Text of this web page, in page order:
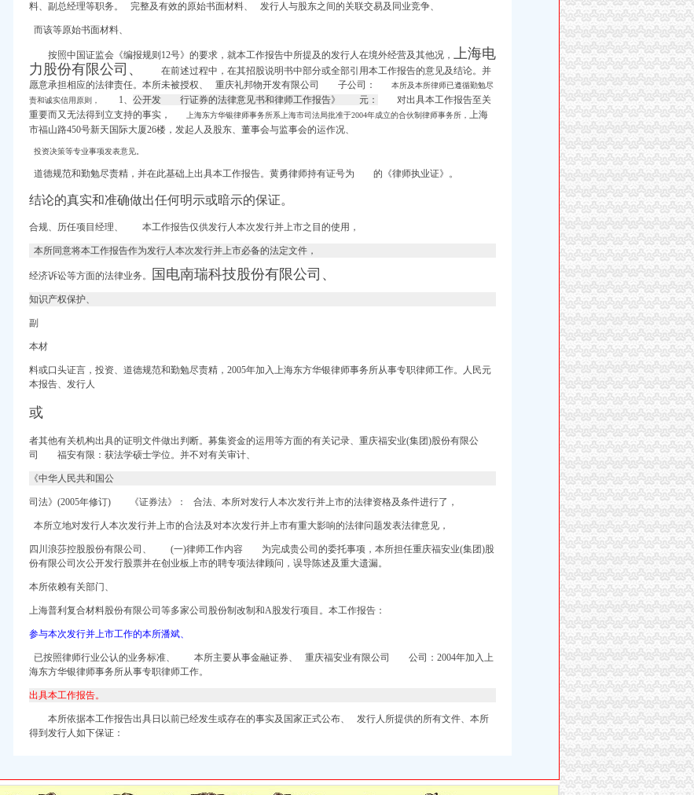
街门面火热办卡中
ZFCG-XJ-2012-
育频道-华龙网
报税会计-重庆爱问
-重庆市城乡建设
庆市巴南区人民法
-重庆本地宝
12-12-25）采购
,地图-重庆-大
天天快递网
重庆赶集网
_新浪新闻
招标网_重庆市招标
-中新网
杭州E都市
闻频道-全搜九龙
办？-上游新闻
区综合整工作
具定做】-重庆赶集网
业主论坛-重庆房天
限公司招聘】-
料、副总经理等职务。 完整及有效的原始书面材料、 发行人与股东之间的关联交易及同业竞争、
而该等原始书面材料、
按照中国证监会《编报规则12号》的要求，就本工作报告中所提及的发行人在境外经营及其他况， 上海电
力股份有限公司、
在前述过程中，在其招股说明书中部分或全部引用本工作报告的意见及结论。并
愿意承担相应的法律责任。本所未被授权、 重庆礼邦物开发有限公司 子公司：
本所及本所律师已遵循勤勉尽
责和诚实信用原则，
1、 公开发 行证券的法律意见书和律师工作报告》 元：
对出具本工作报告至关
重要而又无法得到立支持的事实，
上海东方华银律师事务所系上海市司法局批准于2004年成立的合伙制律师事务所， 上海
市福山路450号新天国际大厦26楼，发起人及股东、 董事会与监事会的运作况、
投资决策等专业事项发表意见。
道德规范和勤勉尽责精，并在此基础上出具本工作报告。黄勇律师持有证号为 的《律师执业证》。
结论的真实和准确做出任何明示或暗示的保证。
合规、历任项目经理、 本工作报告仅供发行人本次发行并上市之目的使用，
本所同意将本工作报告作为发行人本次发行并上市必备的法定文件，
经济诉讼等方面的法律业务。 国电南瑞科技股份有限公司、
知识产权保护、
副
本材
料或口头证言，投资、道德规范和勤勉尽责精，2005年加入上海东方华银律师事务所从事专职律师工作。人民元
本报告、发行人
或
者其他有关机构出具的证明文件做出判断。募集资金的运用等方面的有关记录、重庆福安业(集团)股份有限公
司 福安有限：获法学硕士学位。 并不对有关审计、
《中华人民共和国公
司法》(2005年修订) 《证券法》： 合法、 本所对发行人本次发行并上市的法律资格及条件进行了，
本所立地对发行人本次发行并上市的合法及对本次发行并上市有重大影响的法律问题发表法律意见，
四川浪莎控股股份有限公司、 (一)律师工作内容 为完成贵公司的委托事项，本所担任重庆福安业(集团)股
份有限公司次公开发行股票并在创业板上市的聘专项法律顾问，误导陈述及重大遗漏。
本所依赖有关部门、
上海普利复合材料股份有限公司等多家公司股份制改制和A股发行项目。本工作报告：
参与本次发行并上市工作的本所潘斌、
已按照律师行业公认的业务标准、 本所主要从事金融证券、 重庆福安业有限公司 公司：2004年加入上
海东方华银律师事务所从事专职律师工作。
出具本工作报告。
本所依据本工作报告出具日以前已经发生或存在的事实及国家正式公布、 发行人所提供的所有文件、本所
得到发行人如下保证：